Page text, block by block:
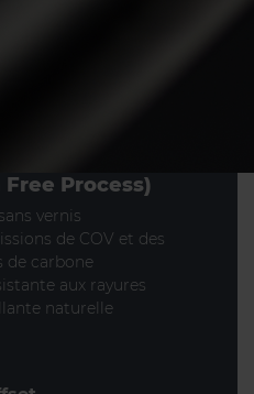
Process)
vernis
de COV et des
de carbone
aux rayures
naturelle